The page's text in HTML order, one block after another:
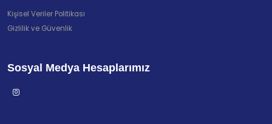
Kişisel Veriler Politikası
Gizlilik ve Güvenlik
Sosyal Medya Hesaplarımız